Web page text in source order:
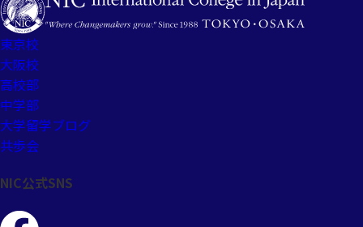
東京校
大阪校
高校部
中学部
大学留学ブログ
共歩会
NIC公式SNS